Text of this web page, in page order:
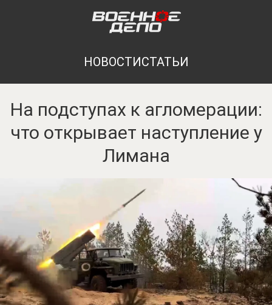
НОВОСТИСТАТЬИ
На подступах к агломерации:
что открывает наступление у
Лимана